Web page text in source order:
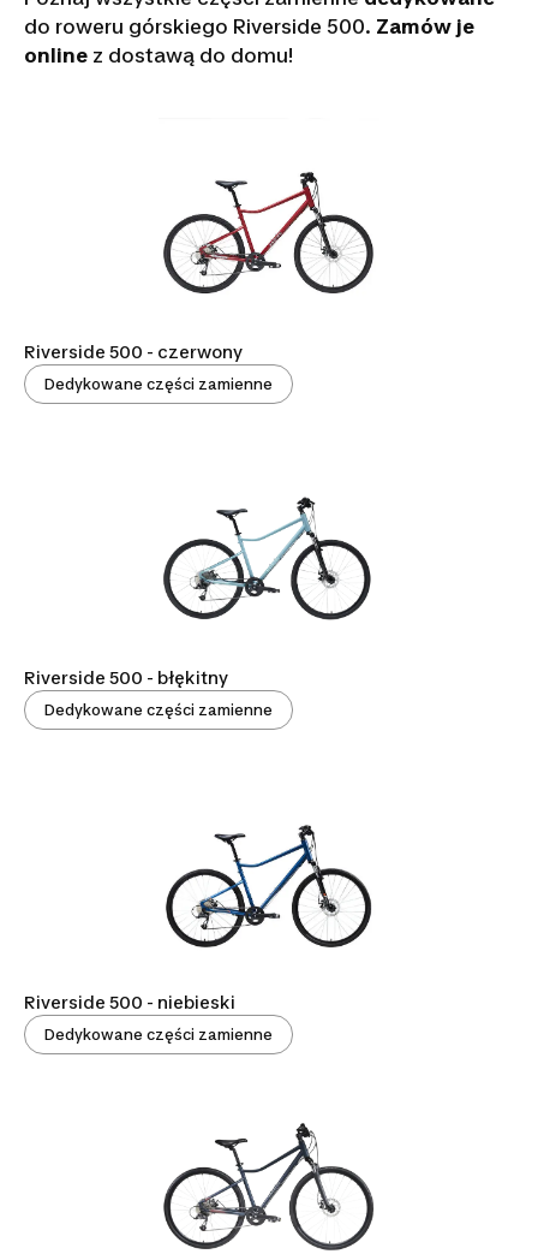
do roweru górskiego Riverside 500. Zamów je
online z dostawą do domu!
Riverside 500 - czerwony
Dedykowane części zamienne
Riverside 500 - błękitny
Dedykowane części zamienne
Riverside 500 - niebieski
Dedykowane części zamienne